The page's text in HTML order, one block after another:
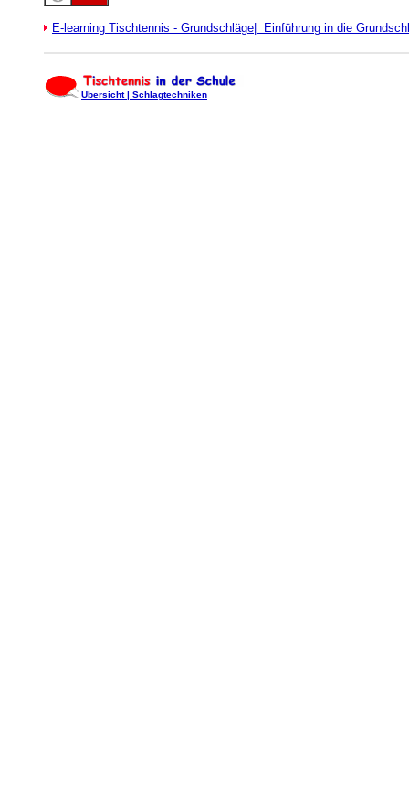
E-learning Tischtennis - Grundschläge Einführung in die
Übersicht | Schlagtechniken